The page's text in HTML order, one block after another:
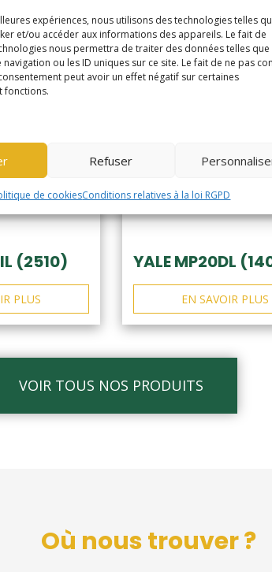
expériences, nous utilisons des technologies telles
et/ou accéder aux informations des appareils. Le fait de
nous permettra de traiter des données telles que
ou les ID uniques sur ce site. Le fait de ne pas
peut avoir un effet négatif sur certaines
fonctions.
Refuser
de cookiesConditions relatives à la loi RGPD
notre catalogue de matériels de
révisés, reconditionnés, repeints, prêts à partir
(2510)
PLUS
YALE MP20DL
EN SAVOIR PLUS
VOIR TOUS NOS PRODUITS
Où nous trouver ?